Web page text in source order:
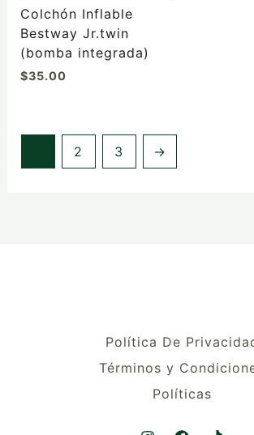
Colchón Inflable
Bestway Jr.twin
(bomba integrada)
$35.00
2 3 →
Política De
Términos y
Políticas